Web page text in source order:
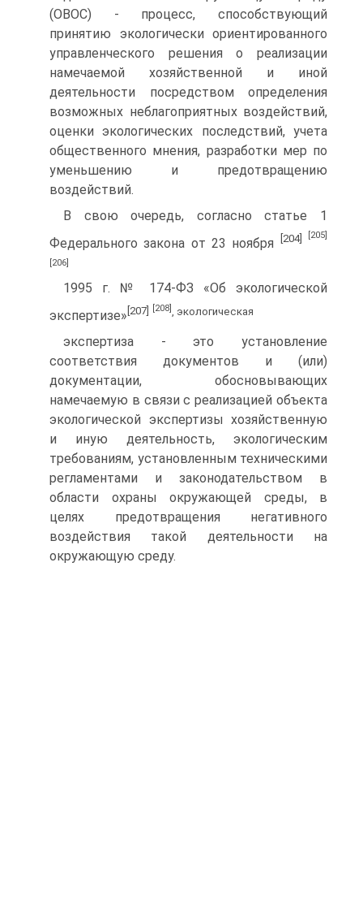
(ОВОС) - процесс, способствующий
принятию экологически ориентированного
управленческого решения о реализации
намечаемой хозяйственной и иной
деятельности посредством определения
возможных неблагоприятных воздействий,
оценки экологических последствий, учета
общественного мнения, разработки мер по
уменьшению и предотвращению
воздействий.
В свою очередь, согласно статье 1
Федерального закона от 23 ноября
[204] [205]
[206]
1995 г. № 174-ФЗ «Об экологической
экспертизе» [207] [208] , экологическая
экспертиза - это установление
соответствия документов и (или)
документации, обосновывающих
намечаемую в связи с реализацией объекта
экологической экспертизы хозяйственную
и иную деятельность, экологическим
требованиям, установленным техническими
регламентами и законодательством в
области охраны окружающей среды, в
целях предотвращения негативного
воздействия такой деятельности на
окружающую среду.